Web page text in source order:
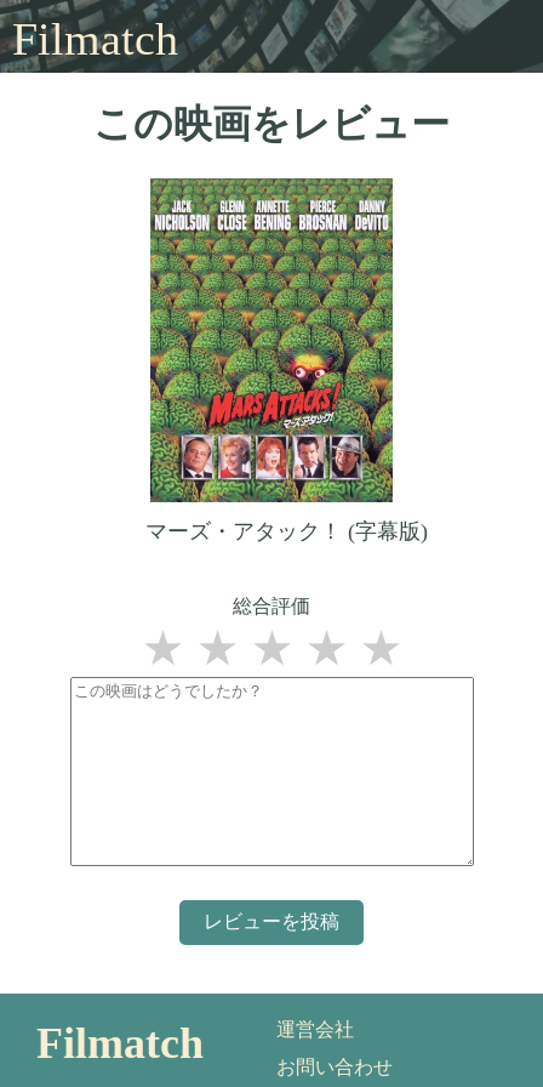
Filmatch
この映画をレビュー
マーズ・アタック！ (字幕版)
総合評価
★
★
★
★
★
Filmatch
運営会社
お問い合わせ